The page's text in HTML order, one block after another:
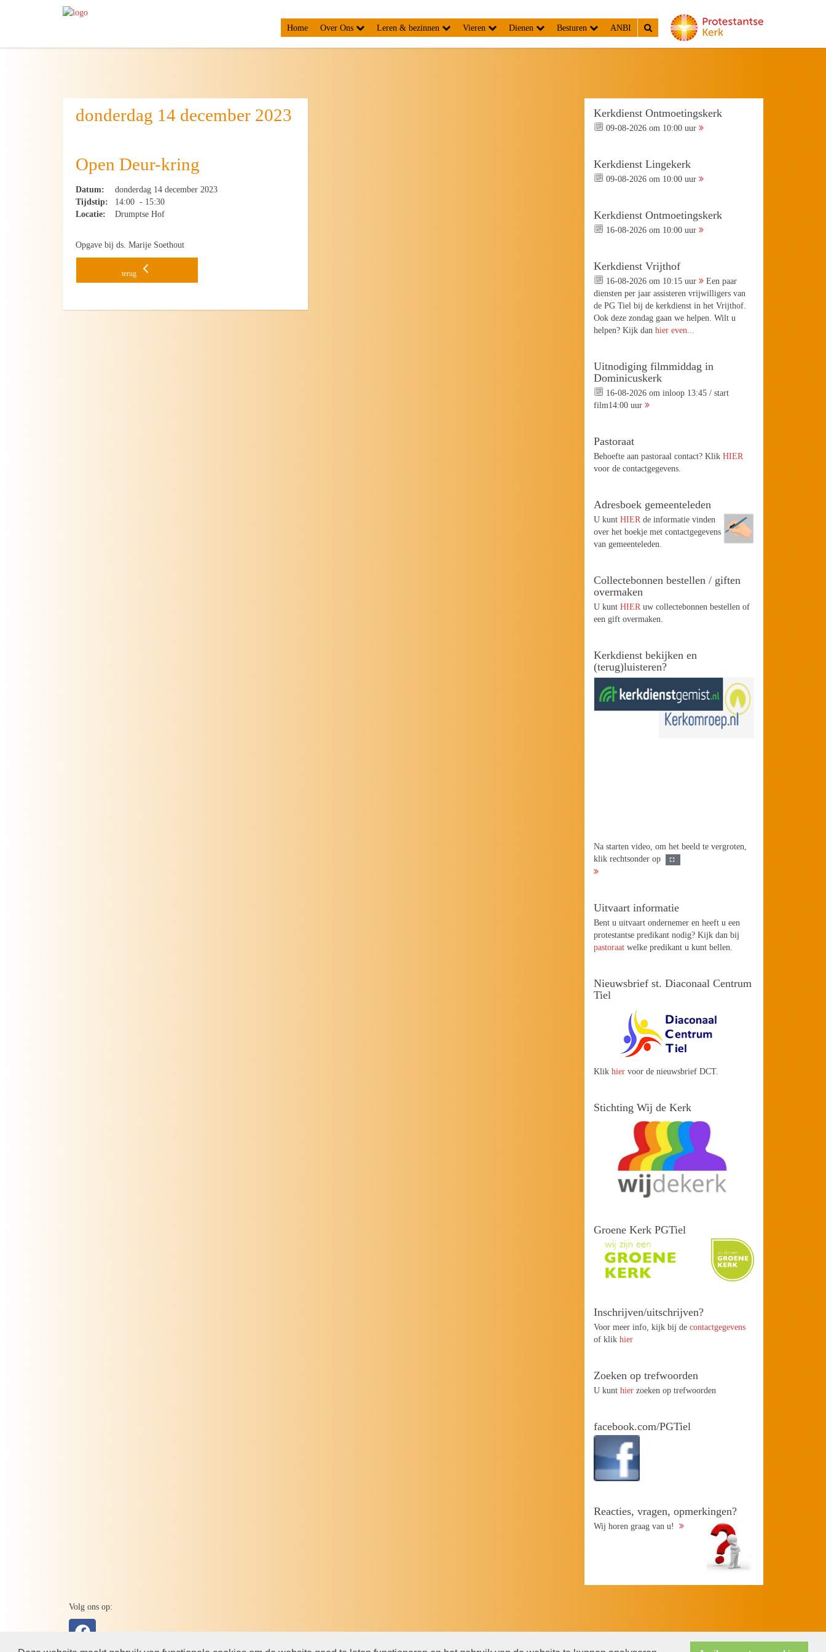
Home Over Ons Leren & bezinnen Vieren Dienen Besturen ANBI
donderdag 14 december 2023
Open Deur-kring
Datum:
donderdag 14 december 2023
Tijdstip:
14:00 - 15:30
Locatie:
Drumptse Hof
Opgave bij ds. Marije Soethout
terug
Kerkdienst Ontmoetingskerk
09-08-2026 om 10:00 uur
Kerkdienst Lingekerk
09-08-2026 om 10:00 uur
Kerkdienst Ontmoetingskerk
16-08-2026 om 10:00 uur
Kerkdienst Vrijthof
16-08-2026 om 10:15 uur
Een paar
diensten per jaar assisteren vrijwilligers van
de PG Tiel bij de kerkdienst in het Vrijthof.
Ook deze zondag gaan we helpen. Wilt u
helpen? Kijk danhier even...
Uitnodiging filmmiddag in
Dominicuskerk
16-08-2026 om inloop 13:45 / start
film14:00 uur
Pastoraat
Behoefte aan pastoraal contact? KlikHIER
voor de contactgegevens.
Adresboek gemeenteleden
U kuntHIER de informatie vinden
over het boekje met contactgegevens
van gemeenteleden.
Collectebonnen bestellen / giften
overmaken
U kuntHIER uw collectebonnen bestellen of
een gift overmaken.
Kerkdienst bekijken en
(terug)luisteren?
Na starten video, om het beeld te vergroten,
klik rechtsonder op
Uitvaart informatie
Bent u uitvaart ondernemer en heeft u een
protestantse predikant nodig? Kijk dan bij
pastoraat welke predikant u kunt bellen.
Nieuwsbrief st. Diaconaal Centrum
Tiel
Klikhier voor de nieuwsbrief DCT.
Stichting Wij de Kerk
Groene Kerk PGTiel
Inschrijven/uitschrijven?
Voor meer info, kijk bij decontactgegevens
of klikhier
Zoeken op trefwoorden
U kunthier zoeken op trefwoorden
facebook.com/PGTiel
Reacties, vragen, opmerkingen?
Wij horen graag van u!
Volg ons op: